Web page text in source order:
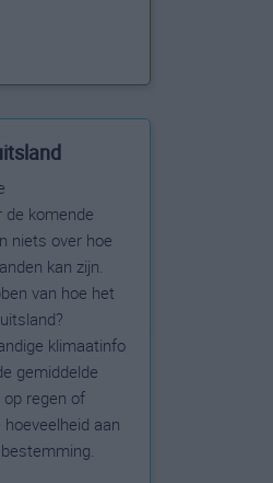
de komende
niets over hoe
kan zijn.
van hoe het
klimaatinfo
gemiddelde
regen of
aan